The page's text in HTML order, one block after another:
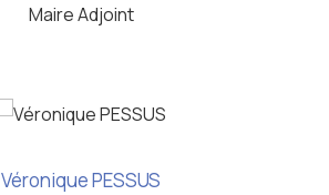
Maire Adjoint
Véronique PESSUS